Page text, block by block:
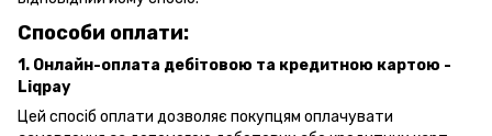
Способи оплати:
1. Онлайн-оплата дебітовою та кредитною картою -
Liqpay
Цей спосіб оплати дозволяє покупцям оплачувати